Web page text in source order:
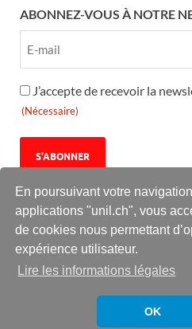
En poursuivant votre
applications "unil.ch", vous
de cookies nous permettant
expérience utilisateur.
Lire les informations légales
OK
ABONNEZ-VOUS À NOTRE
RGPD
(Nécessaire)
J’accepte de recevoir la
(Nécessaire)
Le Ciné-club UNIL est une
lucratif de l’université de Lausanne.